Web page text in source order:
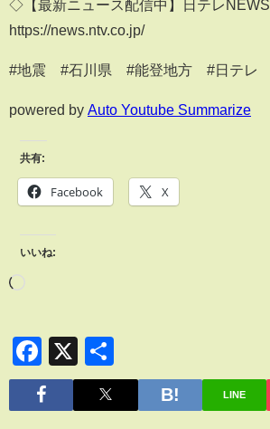
◇【最新ニュース配信中】日テレNEWS
https://news.ntv.co.jp/
#地震 #石川県 #能登地方 #日テレ
powered by Auto Youtube Summarize
共有:
Facebook X
いいね:
Facebook
X
有
LINE